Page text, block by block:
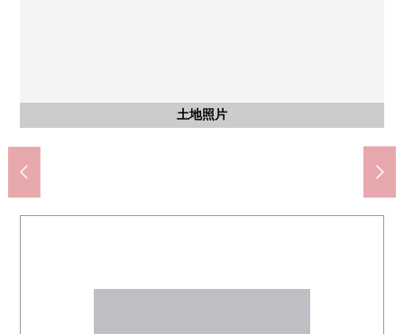
土地照片
土地照片
土地照片
土地照片
土地照片
土地照片
土地照片
含有前面道路的外观
含有前面道路的外观
箕面市立东小学(约650m)
箕面市立第6中学(约1300m)
箕面萱野车站(约2300m)
minoo球杆商城(约2000m)